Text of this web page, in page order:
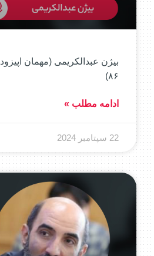
بیژن عبدالکریمی (مهمان اپیزود
۸۶)
ادامه مطلب »
22 سپتامبر 2024